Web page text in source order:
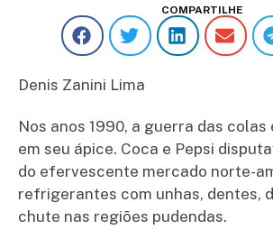
COMPARTILHE
Denis Zanini Lima
Nos anos 1990, a guerra das
em seu ápice. Coca e Pepsi
do efervescente mercado norte-
refrigerantes com unhas, dentes,
chute nas regiões pudendas.